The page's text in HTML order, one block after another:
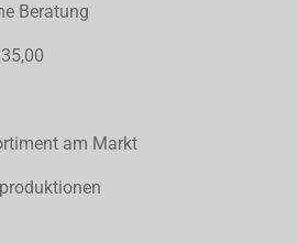
Beratung
am Markt